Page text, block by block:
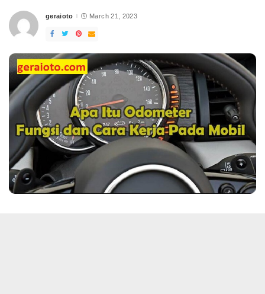
Posted
geraioto March 21, 2023